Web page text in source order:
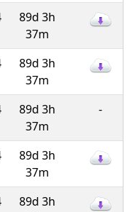
89d 3h
37m
89d 3h
37m
89d 3h
37m
-
89d 3h
37m
89d 3h